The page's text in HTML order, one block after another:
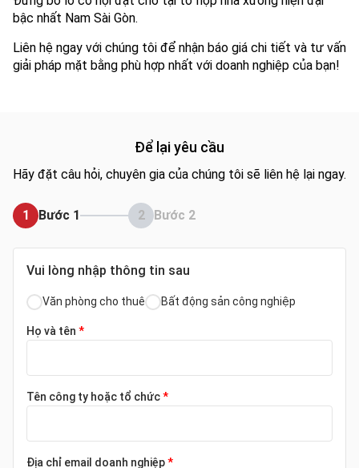
bậc nhất Nam Sài Gòn.
Liên hệ ngay với chúng tôi để nhận báo giá chi tiết và tư vấn
giải pháp mặt bằng phù hợp nhất với doanh nghiệp của bạn!
Để lại yêu cầu
Hãy đặt câu hỏi, chuyên gia của chúng tôi sẽ liên hệ lại ngay.
1 Bước 1 2 Bước 2
Vui lòng nhập thông tin sau
Văn phòng cho thuê Bất động sản công nghiệp
Họ và tên *
Tên công ty hoặc tổ chức*
Địa chỉ email doanh nghiệp*